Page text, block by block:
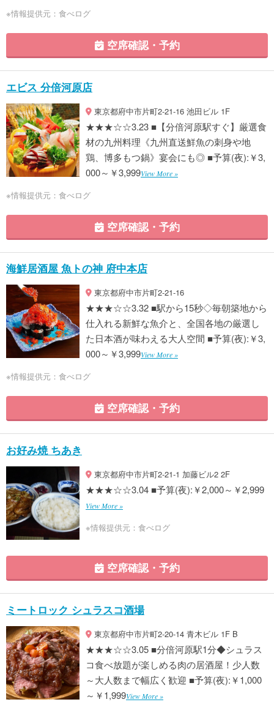
※情報提供元：食べログ
空席確認・予約
エビス 分倍河原店
東京都府中市片町2-21-16 池田ビル 1F
★★★☆☆3.23 ■【分倍河原駅すぐ】厳選食
材の九州料理《九州直送鮮魚の刺身や地
鶏、博多もつ鍋》宴会にも◎ ■予算(夜):￥3,
000～￥3,999View More »
※情報提供元：食べログ
空席確認・予約
海鮮居酒屋 魚トの神 府中本店
東京都府中市片町2-21-16
★★★☆☆3.32 ■駅から15秒◇毎朝築地から
仕入れる新鮮な魚介と、全国各地の厳選し
た日本酒が味わえる大人空間 ■予算(夜):￥3,
000～￥3,999View More »
※情報提供元：食べログ
空席確認・予約
お好み焼 ちあき
東京都府中市片町2-21-1 加藤ビル2 2F
★★★☆☆3.04 ■予算(夜):￥2,000～￥2,999
View More »
※情報提供元：食べログ
空席確認・予約
ミートロック シュラスコ酒場
東京都府中市片町2-20-14 青木ビル 1F B
★★★☆☆3.05 ■分倍河原駅1分◆シュラス
コ食べ放題が楽しめる肉の居酒屋！少人数
～大人数まで幅広く歓迎 ■予算(夜):￥1,000
～￥1,999View More »